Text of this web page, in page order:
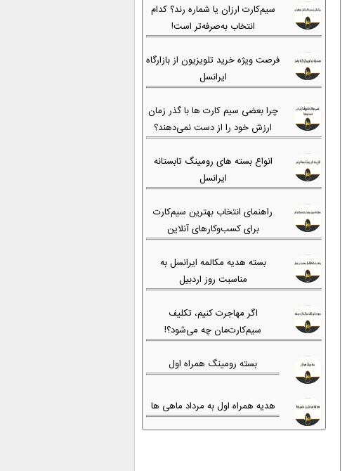
سیم‌کارت ارزان یا شماره رند؟ کدام
انتخاب به‌صرفه‌تر است!
فرصت ویژه خرید تلویزیون از بازارگاه
ایرانسل
چرا بعضی سیم کارت ها با گذر زمان
ارزش خود را از دست نمی‌دهند؟
انواع بسته های رومینگ تابستانه
ایرانسل
راهنمای انتخاب بهترین سیم‌کارت
برای کسب‌وکارهای آنلاین
بسته هدیه مکالمه ایرانسل به
مناسبت روز اردبیل
اگر مهاجرت کنیم، تکلیف
سیم‌کارت‌مان چه می‌شود؟!
بسته رومینگ همراه اول
هدیه همراه اول به مرداد ماهی ها